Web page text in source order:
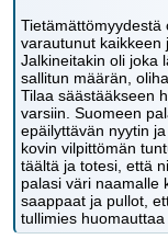
Tietämättömyydestä
varautunut kaikkeen
Jalkineitakin oli joka
sallitun määrän,
Tilaa säästääkseen
varsiin. Suomeen
epäilyttävän nyytin
kovin vilpittömän
täältä ja totesi, että
palasi väri naamalle
saappaat ja pullot,
tullimies